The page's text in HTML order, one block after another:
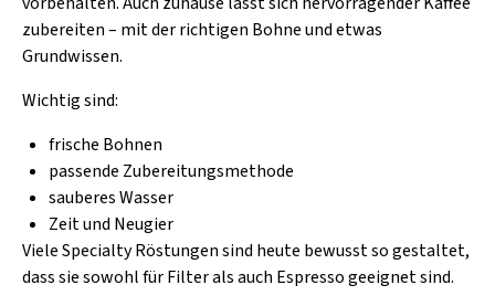
zubereiten – mit der richtigen Bohne und etwas
Grundwissen.
Wichtig sind:
frische Bohnen
passende Zubereitungsmethode
sauberes Wasser
Zeit und Neugier
Viele Specialty Röstungen sind heute bewusst so gestaltet,
dass sie sowohl für Filter als auch Espresso geeignet sind.